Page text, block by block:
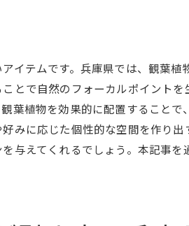
物が持つ癒しの力を引き出すための
植物の健康を守る鉢の選び方
葉植物で心を癒す空間作り
で引き立つ植物の癒し効果
イテムです。兵庫県では、観葉
とで自然のフォーカルポイント
葉植物を効果的に配置することで
みに応じた個性的な空間を作り
与えてくれるでしょう。本記事